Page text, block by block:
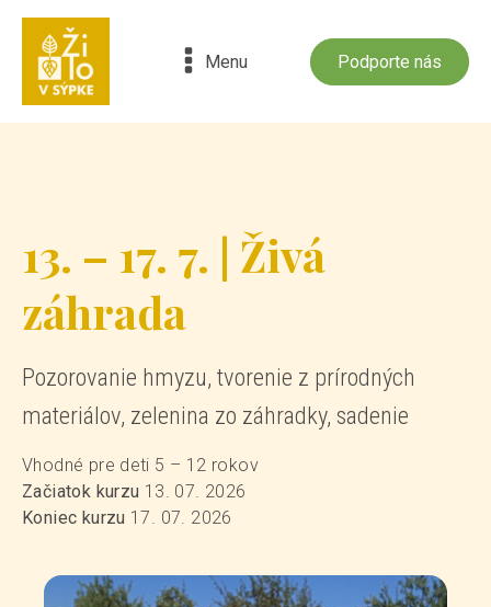
Menu Podporte nás
13. – 17. 7. | Živá
záhrada
Pozorovanie hmyzu, tvorenie z prírodných
materiálov, zelenina zo záhradky, sadenie
Vhodné pre deti 5 – 12 rokov
Začiatok kurzu 13. 07. 2026
Koniec kurzu 17. 07. 2026